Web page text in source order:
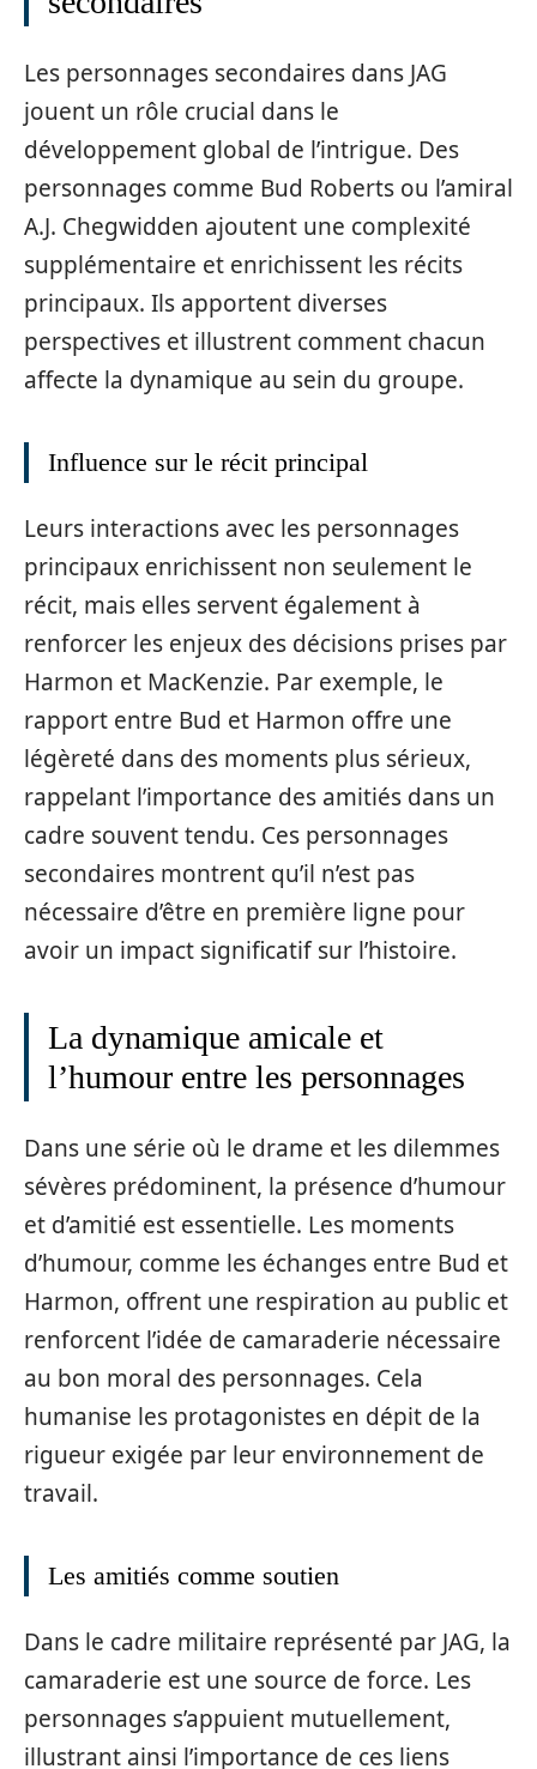
Les personnages secondaires dans JAG
jouent un rôle crucial dans le
développement global de l’intrigue. Des
personnages comme Bud Roberts ou l’amiral
A.J. Chegwidden ajoutent une complexité
supplémentaire et enrichissent les récits
principaux. Ils apportent diverses
perspectives et illustrent comment chacun
affecte la dynamique au sein du groupe.
Influence sur le récit principal
Leurs interactions avec les personnages
principaux enrichissent non seulement le
récit, mais elles servent également à
renforcer les enjeux des décisions prises par
Harmon et MacKenzie. Par exemple, le
rapport entre Bud et Harmon offre une
légèreté dans des moments plus sérieux,
rappelant l’importance des amitiés dans un
cadre souvent tendu. Ces personnages
secondaires montrent qu’il n’est pas
nécessaire d’être en première ligne pour
avoir un impact significatif sur l’histoire.
La dynamique amicale et
l’humour entre les personnages
Dans une série où le drame et les dilemmes
sévères prédominent, la présence d’humour
et d’amitié est essentielle. Les moments
d’humour, comme les échanges entre Bud et
Harmon, offrent une respiration au public et
renforcent l’idée de camaraderie nécessaire
au bon moral des personnages. Cela
humanise les protagonistes en dépit de la
rigueur exigée par leur environnement de
travail.
Les amitiés comme soutien
Dans le cadre militaire représenté par JAG, la
camaraderie est une source de force. Les
personnages s’appuient mutuellement,
illustrant ainsi l’importance de ces liens